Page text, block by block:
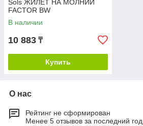
Sols ЖИЛЕТ НА МОЛНИИ
FACTOR BW
В наличии
10 883 ₸
Купить
О нас
Рейтинг не сформирован
Менее 5 отзывов за последний год